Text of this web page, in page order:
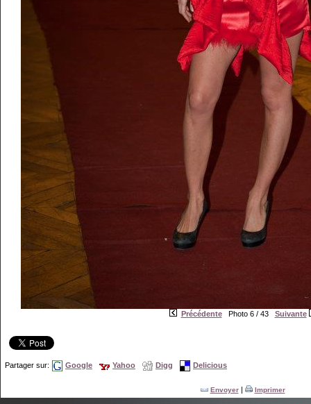
PrécédentePhoto 6 / 43 Suivante
Partager sur: Google Yahoo Digg Delicious
Envoyer| Imprimer